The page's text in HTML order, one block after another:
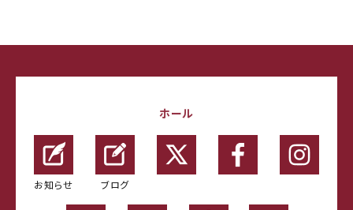
ホール
お知らせ ブログ